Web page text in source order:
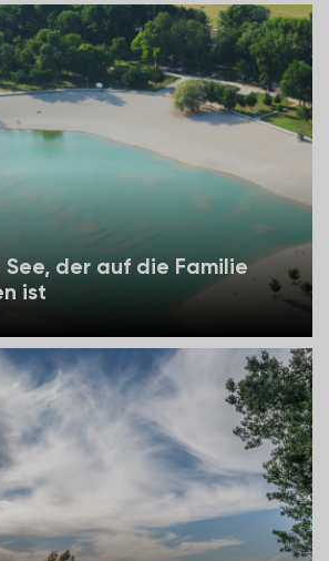
See, der auf die Familie
ist